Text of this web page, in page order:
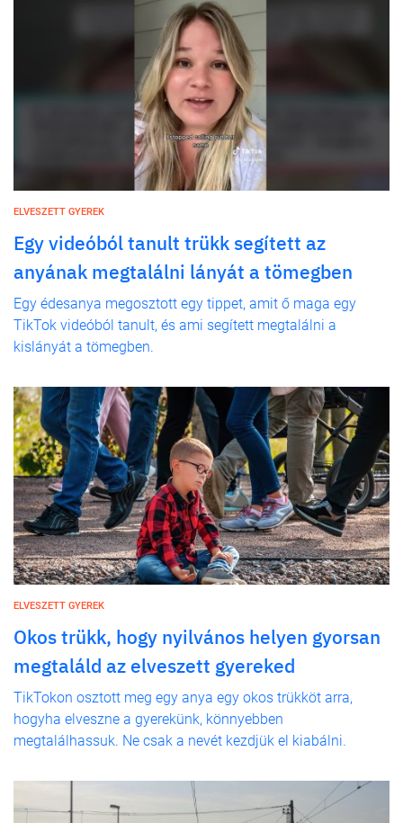
ELVESZETT GYEREK
Egy videóból tanult trükk segített az
anyának megtalálni lányát a tömegben
Egy édesanya megosztott egy tippet, amit ő maga egy
TikTok videóból tanult, és ami segített megtalálni a
kislányát a tömegben.
ELVESZETT GYEREK
Okos trükk, hogy nyilvános helyen gyorsan
megtaláld az elveszett gyereked
TikTokon osztott meg egy anya egy okos trükköt arra,
hogyha elveszne a gyerekünk, könnyebben
megtalálhassuk. Ne csak a nevét kezdjük el kiabálni.